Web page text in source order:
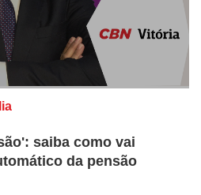
saiba como vai
da pensão